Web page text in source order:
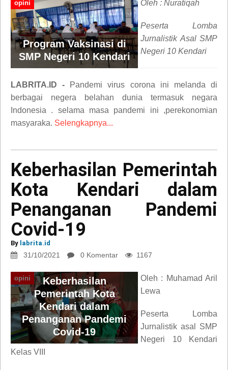
opini
Program Vaksinasi di
SMP Negeri 10 Kendari
Oleh : Nuratiqah
Peserta Lomba
Jurnalistik Asal SMP
Negeri 10 Kendari
LABRITA.ID -
Pandemi virus corona ini melanda di
berbagai negera belahan dunia termasuk negara
Indonesia . selama masa pandemi ini ,perekonomian
masyaraka. Selengkapnya...
Keberhasilan Pemerintah
Kota Kendari dalam
Penanganan Pandemi
Covid-19
By labrita.id
31/10/2021 0 Komentar 1167
opini
Keberhasilan
Pemerintah Kota
Kendari dalam
Penanganan Pandemi
Covid-19
Oleh : Muhamad Aril
Lewa
Peserta Lomba
Jurnalistik asal SMP
Negeri 10 Kendari
Kelas VIII